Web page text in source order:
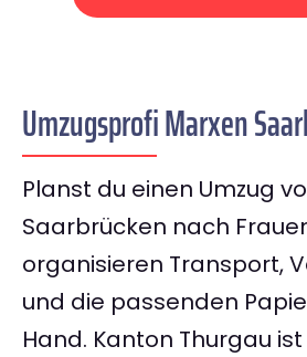
Umzugsprofi Marxen
Planst du einen Umzug
Saarbrücken nach
organisieren Transport,
und die passenden
Hand. Kanton Thurgau